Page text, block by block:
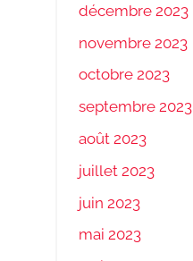
décembre 2023
novembre 2023
octobre 2023
septembre 2023
août 2023
juillet 2023
juin 2023
mai 2023